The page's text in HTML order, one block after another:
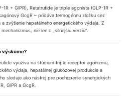
+ GIPR), Retatrutide je triple agonista (GLP-1R +
GcgR – pridáva termogénnu zložku cez
zvýšenie hepatálneho energetického výdaja. Z
nie len o „silnejšiu verziu“.
výskume?
využíva na štúdium triple receptor agonizmu,
výdaja, hepatálnej glukózovej produkcie a
sleduje ako nástroj pre pochopenie synergických
GIPR a GcgR.